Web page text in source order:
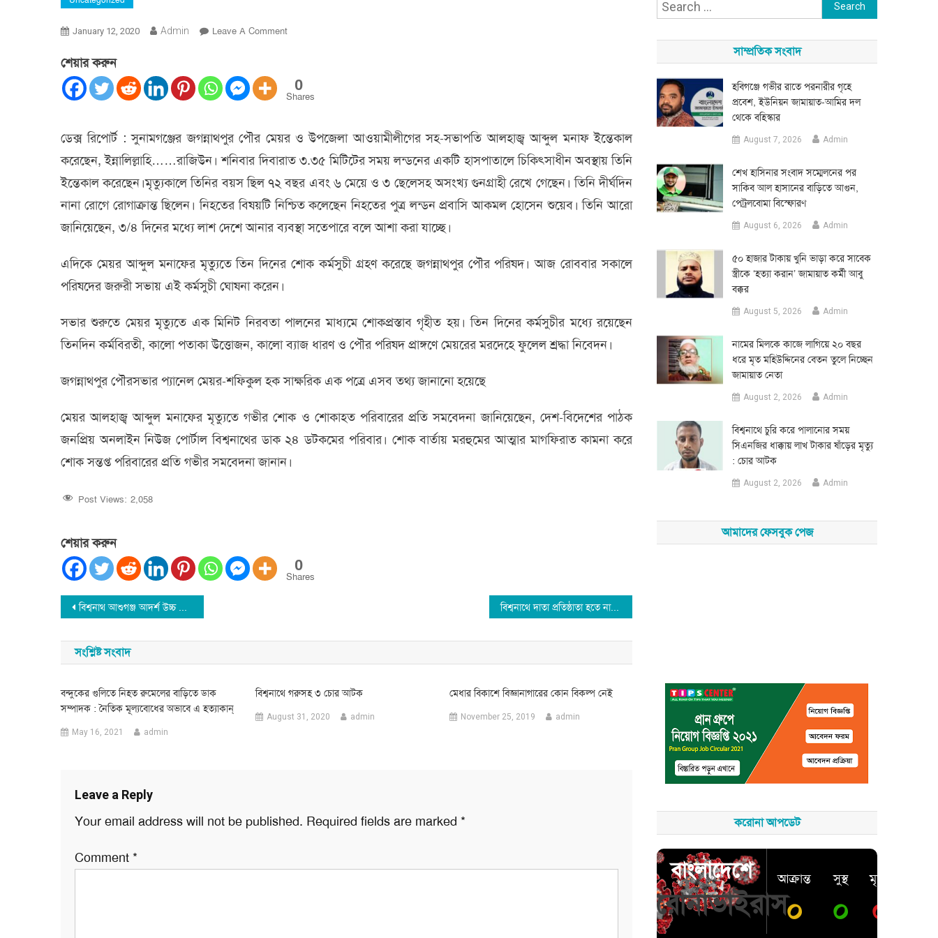
January 12, 2020 Admin Leave A CommentOn
দেশে
চলে
পৌর
মেয়র
আব্দুল
মনাফ
শেয়ার করুন
0
Shares
ডেক্স রিপোর্ট : সুনামগঞ্জের জগন্নাথপুর পৌর মেয়র ও উপজেলা আওয়ামীলীগের সহ-সভাপতি আলহাজ্ব আব্দুল মনাফ ইন্তেকাল
করেছেন, ইন্নালিল্লাহি……রাজিউন। শনিবার দিবারাত ৩.৩৫ মিটিটের সময় লন্ডনের একটি হাসপাতালে চিকিৎসাধীন অবস্থায় তিনি
ইন্তেকাল করেছেন।মৃত্যুকালে তিনির বয়স ছিল ৭২ বছর এবং ৬ মেয়ে ও ৩ ছেলেসহ অসংখ্য গুনগ্রাহী রেখে গেছেন। তিনি দীর্ঘদিন
নানা রোগে রোগাক্রান্ত ছিলেন। নিহতের বিষয়টি নিশ্চিত কলেছেন নিহতের পুত্র লন্ডন প্রবাসি আকমল হোসেন শুয়েব। তিনি আরো
জানিয়েছেন, ৩/৪ দিনের মধ্যে লাশ দেশে আনার ব্যবস্থা সতেপারে বলে আশা করা যাচ্ছে।
এদিকে মেয়র আব্দুল মনাফের মৃত্যুতে তিন দিনের শোক কর্মসুচী গ্রহণ করেছে জগন্নাথপুর পৌর পরিষদ। আজ রোববার সকালে
পরিষদের জরুরী সভায় এই কর্মসুচী ঘোষনা করেন।
সভার শুরুতে মেয়র মৃত্যুতে এক মিনিট নিরবতা পালনের মাধ্যমে শোকপ্রস্তাব গৃহীত হয়। তিন দিনের কর্মসুচীর মধ্যে রয়েছেন
তিনদিন কর্মবিরতী, কালো পতাকা উত্তোজন, কালো ব্যাজ ধারণ ও পৌর পরিষদ প্রাঙ্গণে মেয়রের মরদেহে ফুলেল শ্রদ্ধা নিবেদন।
জগন্নাথপুর পৌরসভার প্যানেল মেয়র-শফিকুল হক সাক্ষরিক এক পত্রে এসব তথ্য জানানো হয়েছে
মেয়র আলহাজ্ব আব্দুল মনাফের মৃত্যুতে গভীর শোক ও শোকাহত পরিবারের প্রতি সমবেদনা জানিয়েছেন, দেশ-বিদেশের পাঠক
জনপ্রিয় অনলাইন নিউজ পোর্টাল বিশ্বনাথের ডাক ২৪ ডটকমের পরিবার। শোক বার্তায় মরহুমের আত্মার মাগফিরাত কামনা করে
শোক সন্তপ্ত পরিবারের প্রতি গভীর সমবেদনা জানান।
Post Views: 2,058
শেয়ার করুন
0
Shares
Post
navigation
বিশ্বনাথ আশুগঞ্জ আদর্শ উচ্চ বিদ্যালয় এন্ড কলেজে অভিভাবক সমাবেশ অনুষ্টিত বিশ্বনাথে দাতা প্রতিষ্ঠাতা হতে না পেরে মাদরাসা ধবংসের পায়তারা
সংশ্লিষ্ট সংবাদ
বন্দুকের গুলিতে নিহত রুমেলের বাড়িতে ডাক
সম্পাদক : নৈতিক মূল্যবোধের অভাবে এ হত্যাকান্
May 16, 2021 admin
বিশ্বনাথে গরুসহ ৩ চোর আটক
August 31, 2020 admin
মেধার বিকাশে বিজ্ঞানাগারের কোন বিকল্প নেই
November 25, 2019 admin
Leave a Reply
Your email address will not be published. Required fields are marked *
Comment *
Search
সাম্প্রতিক সংবাদ
হবিগঞ্জে গভীর রাতে পরনারীর গৃহে
প্রবেশ, ইউনিয়ন জামায়াত-আমির দল
থেকে বহিস্কার
August 7, 2026 Admin
শেখ হাসিনার সংবাদ সম্মেলনের পর
সাকিব আল হাসানের বাড়িতে আগুন,
পেট্রলবোমা বিস্ফোরণ
August 6, 2026 Admin
৫০ হাজার টাকায় খুনি ভাড়া করে সাবেক
স্ত্রীকে ‘হত্যা করান’ জামায়াত কর্মী আবু
বক্কর
August 5, 2026 Admin
নামের মিলকে কাজে লাগিয়ে ২০ বছর
ধরে মৃত মহিউদ্দিনের বেতন তুলে নিচ্ছেন
জামায়াত নেতা
August 2, 2026 Admin
‎বিশ্বনাথে চুরি করে পালানোর সময়
সিএনজির ধাক্কায় লাখ টাকার ষাঁড়ের মৃত্যু
: চোর আটক
August 2, 2026 Admin
আমাদের ফেসবুক পেজ
করোনা আপডেট
বাংলাদেশে
করোনাভাইরাস
আক্রান্ত
০
সুস্থ
০
মৃত্যু
০